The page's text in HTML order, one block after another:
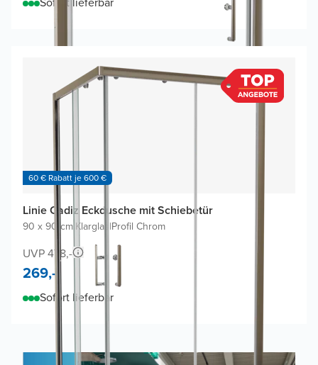
60 € Rabatt je 600 €
Linie Cadiz Eckdusche mit Schiebetür
90 x 90 cmKlarglas |Profil Chrom
UVP 478,-
269,-
Sofort lieferbar